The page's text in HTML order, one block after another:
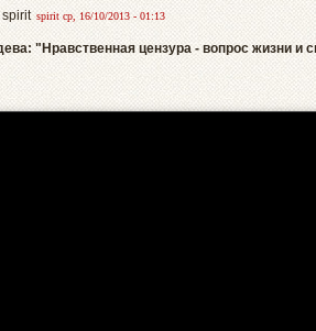
spirit ср, 16/10/2013 - 01:13
"Нравственная цензура - вопрос жизни и